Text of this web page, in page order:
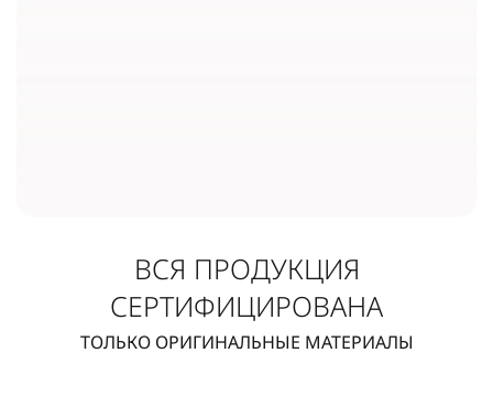
ВСЯ ПРОДУКЦИЯ
СЕРТИФИЦИРОВАНА
ТОЛЬКО ОРИГИНАЛЬНЫЕ МАТЕРИАЛЫ